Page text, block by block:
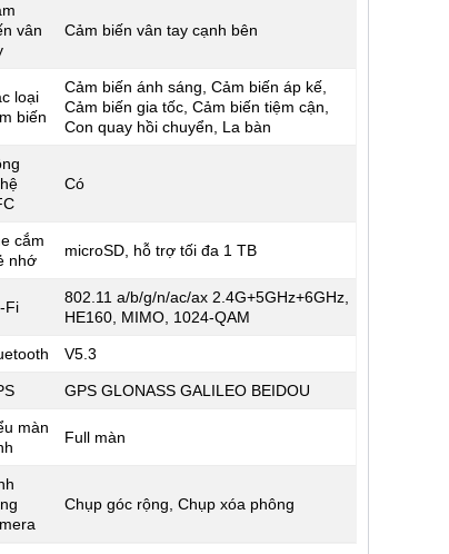
vân
Cảm biến vân tay cạnh bên
loại
biến
Cảm biến ánh sáng, Cảm biến áp kế,
Cảm biến gia tốc, Cảm biến tiệm cận,
Con quay hồi chuyển, La bàn
Có
cắm
nhớ
microSD, hỗ trợ tối đa 1 TB
Fi
802.11 a/b/g/n/ac/ax 2.4G+5GHz+6GHz,
HE160, MIMO, 1024-QAM
V5.3
GPS GLONASS GALILEO BEIDOU
màn
Full màn
Chụp góc rộng, Chụp xóa phông